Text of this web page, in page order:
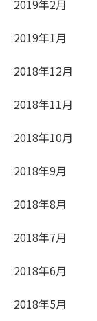
2019年2月
2019年1月
2018年12月
2018年11月
2018年10月
2018年9月
2018年8月
2018年7月
2018年6月
2018年5月